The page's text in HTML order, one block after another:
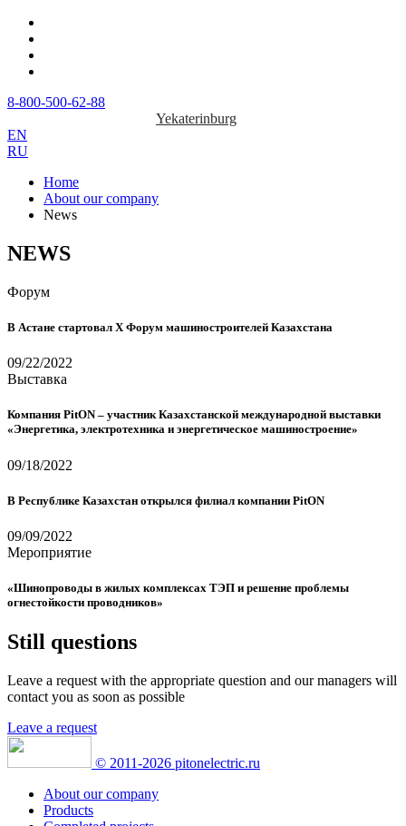
8-800-500-62-88
Yekaterinburg
EN
RU
Home
About our company
News
NEWS
Форум
В Астане стартовал X Форум машиностроителей Казахстана
09/22/2022
Выставка
Компания PitON – участник Казахстанской международной выставки
«Энергетика, электротехника и энергетическое машиностроение»
09/18/2022
В Республике Казахстан открылся филиал компании PitON
09/09/2022
Мероприятие
«Шинопроводы в жилых комплексах ТЭП и решение проблемы
огнестойкости проводников»
Still questions
Leave a request with the appropriate question and our managers will
contact you as soon as possible
Leave a request
© 2011-2026 pitonelectric.ru
About our company
Products